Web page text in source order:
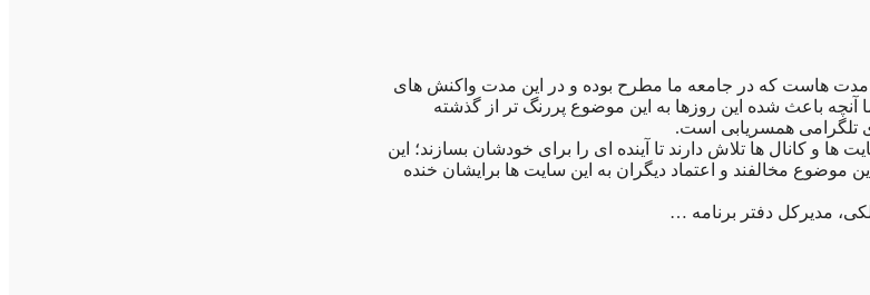
هاست که در جامعه ما مطرح بوده و در این مدت واکنش های
آنچه باعث شده این روزها به این موضوع پررنگ تر از گذشته
تلگرامی همسریابی است.
ها و کانال ها تلاش دارند تا آینده ای را برای خودشان بسازند؛ این
موضوع مخالفند و اعتماد دیگران به این سایت ها برایشان خنده
مدیرکل دفتر برنامه …